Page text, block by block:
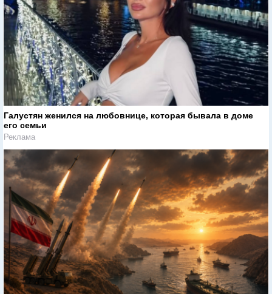
Галустян женился на любовнице, которая бывала в доме
его семьи
Реклама